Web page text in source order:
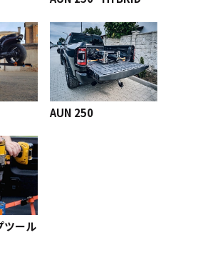
AUN 250
ツール